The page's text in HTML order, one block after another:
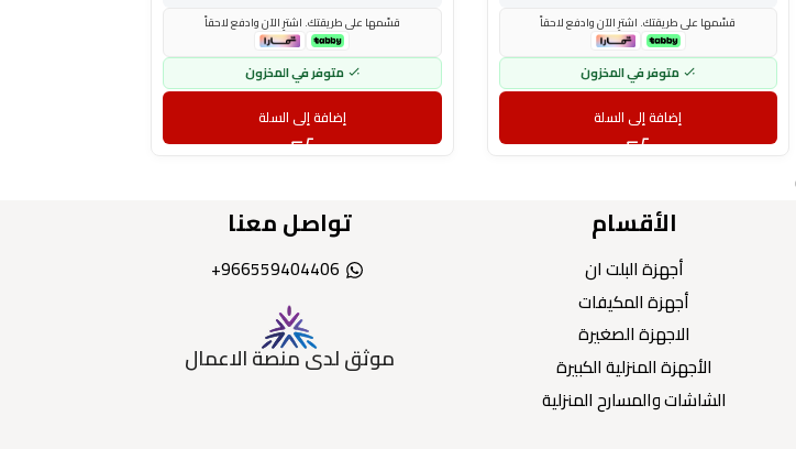
قسّمها على طريقتك. اشترِ الآن وادفع لاحقاً
متوفر في المخزون
إضافة إلى السلة
قسّمها على طريقتك. اشترِ الآن وادفع لاحقاً
متوفر في المخزون
إضافة إلى السلة
الأقسام
أجهزة البلت ان
أجهزة المكيفات
الاجهزة الصغيرة
الأجهزة المنزلية الكبيرة
الشاشات والمسارح المنزلية
تواصل معنا
966559404406+
موثق لدى منصة الاعمال